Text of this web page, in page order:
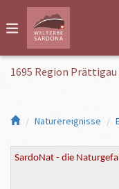
1695 Region Prättigau
Naturereignisse
SardoNat - die